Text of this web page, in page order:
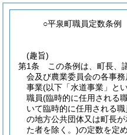
○平泉町職員定数条例
(趣旨)
第1条
この条例は、町長、
会及び農業委員会の各事
事業(以下「水道事業」と
職員(臨時的に任用される
いて臨時的に任用される
の地方公共団体又は町長
た者を除く。)の定数を定